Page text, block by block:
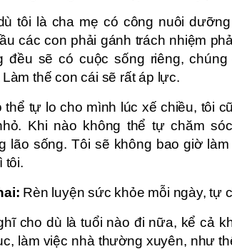
tôi là cha mẹ có công nuôi
các con phải gánh trách nhiệm
đều sẽ có cuộc sống riêng,
thế con cái sẽ rất áp lực.
thể tự lo cho mình lúc xế chiều, tôi
Khi nào không thể tự chăm
lão sống. Tôi sẽ không bao giờ
tôi.
Rèn luyện sức khỏe mỗi ngày, tự
cho dù là tuổi nào đi nữa, kể cả
làm việc nhà thường xuyên, như